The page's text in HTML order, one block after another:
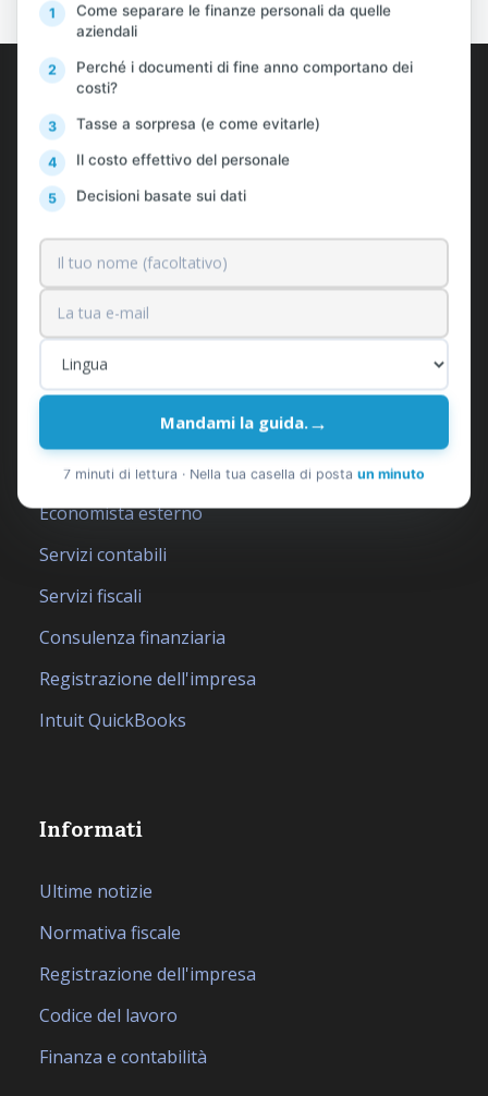
AlProfit
Chi siamo
Clienti
Prezzi
Contatti
News & Consigli Gratuiti
Richiedi Preventivo
I nostri servizi
Economista esterno
Servizi contabili
Servizi fiscali
Consulenza finanziaria
Registrazione dell'impresa
Intuit QuickBooks
Informati
Ultime notizie
Normativa fiscale
Registrazione dell'impresa
Codice del lavoro
Finanza e contabilità
Come separare le finanze personali da quelle
aziendali
Perché i documenti di fine anno comportano dei
costi?
Tasse a sorpresa (e come evitarle)
Il costo effettivo del personale
Decisioni basate sui dati
Mandami la guida.→
7 minuti di lettura · Nella tua casella di posta un minuto